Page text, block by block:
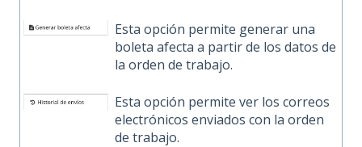
Esta opción permite generar una
boleta afecta a partir de los datos de
la orden de trabajo.
Esta opción permite ver los correos
electrónicos enviados con la orden
de trabajo.